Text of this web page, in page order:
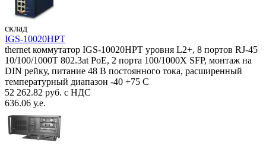
склад
IGS-10020HPT
thernet коммутатор IGS-10020HPT уровня L2+, 8 портов RJ-45
10/100/1000T 802.3at PoE, 2 порта 100/1000X SFP, монтаж на
DIN рейку, питание 48 В постоянного тока, расширенный
температурный диапазон -40 +75 С
52 262.82 руб. с НДС
636.06 у.е.